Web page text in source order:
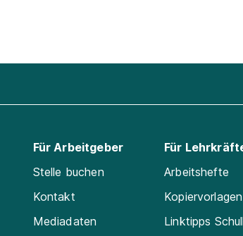
Für Arbeitgeber
Stelle buchen
Kontakt
Mediadaten
Für
Arbeitshefte
Kopiervorlagen
Linktipps